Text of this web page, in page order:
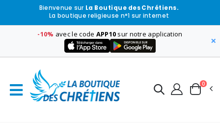
Bienvenue sur La Boutique des Chrétiens.
La boutique religieuse n°1 sur internet
-10% avec le code APP10 sur notre application
×
0